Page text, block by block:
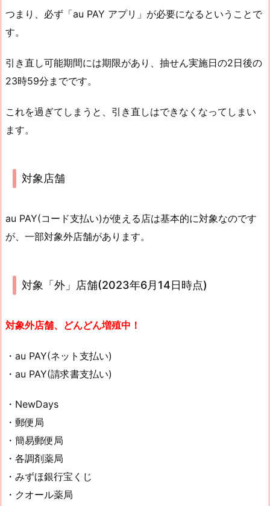
つまり、必ず「au PAY アプリ」が必要になるということで
す。
引き直し可能期間には期限があり、抽せん実施日の2日後の
23時59分までです。
これを過ぎてしまうと、引き直しはできなくなってしまい
ます。
対象店舗
au PAY(コード支払い)が使える店は基本的に対象なのです
が、一部対象外店舗があります。
対象「外」店舗(2023年6月14日時点)
対象外店舗、どんどん増殖中！
・au PAY(ネット支払い)
・au PAY(請求書支払い)
・NewDays
・郵便局
・簡易郵便局
・各調剤薬局
・みずほ銀行宝くじ
・クオール薬局